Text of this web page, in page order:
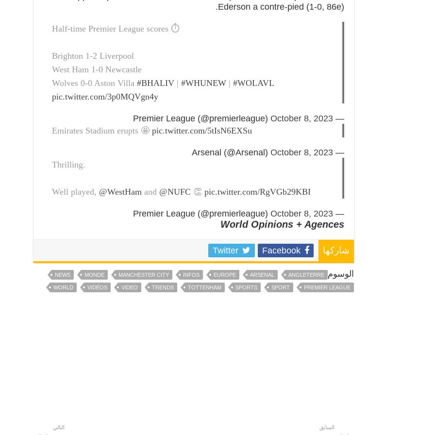
Ederson a contre-pied (1-0, 86e).
Half-time Premier League scores ⏱️
Brighton 1-2 Liverpool
West Ham 1-0 Newcastle
Wolves 0-0 Aston Villa #BHALIV | #WHUNEW | #WOLAVL
pic.twitter.com/3p0MQVgn4y
— Premier League (@premierleague)
October 8, 2023
Emirates Stadium erupts 🤩 pic.twitter.com/5tIsN6EXSu
— Arsenal (@Arsenal)
October 8, 2023
Thrilling.
Well played, @WestHam and @NUFC 👏 pic.twitter.com/RgVGb29KBI
— Premier League (@premierleague)
October 8, 2023
World Opinions + Agences
شاركها Facebook
Twitter
الوسوم ANGLETERRE
ARSENAL
EUROPE
INFOS
MANCHESTER CITY
MONDE
NEWS
PREMIER LEAGUE
SPORT
SPORTS
TOTTENHAM
TRENDS
VIDEO
VIDÉOS
WORLD
السابق التالي